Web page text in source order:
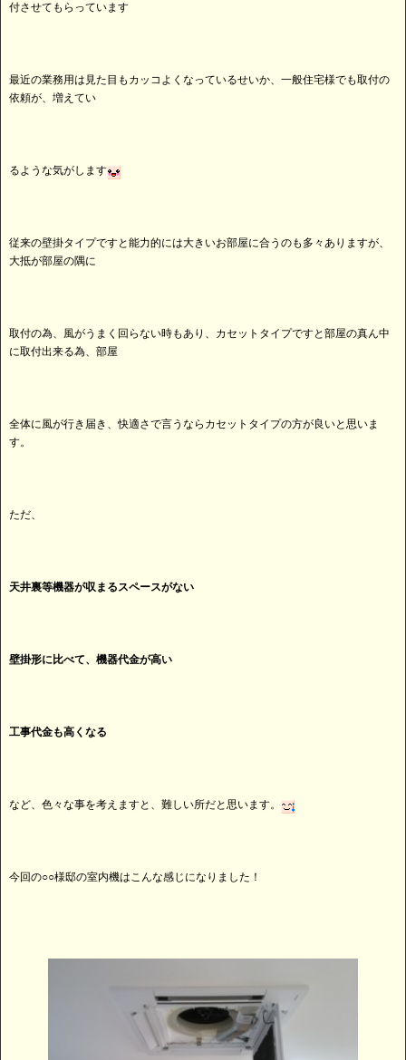
付させてもらっています
最近の業務用は見た目もカッコよくなっているせいか、一般住宅様でも取付の
依頼が、増えてい
るような気がします
従来の壁掛タイプですと能力的には大きいお部屋に合うのも多々ありますが、
大抵が部屋の隅に
取付の為、風がうまく回らない時もあり、カセットタイプですと部屋の真ん中
に取付出来る為、部屋
全体に風が行き届き、快適さで言うならカセットタイプの方が良いと思いま
す。
ただ、
天井裏等機器が収まるスペースがない
壁掛形に比べて、機器代金が高い
工事代金も高くなる
など、色々な事を考えますと、難しい所だと思います。
今回の○○様邸の室内機はこんな感じになりました！